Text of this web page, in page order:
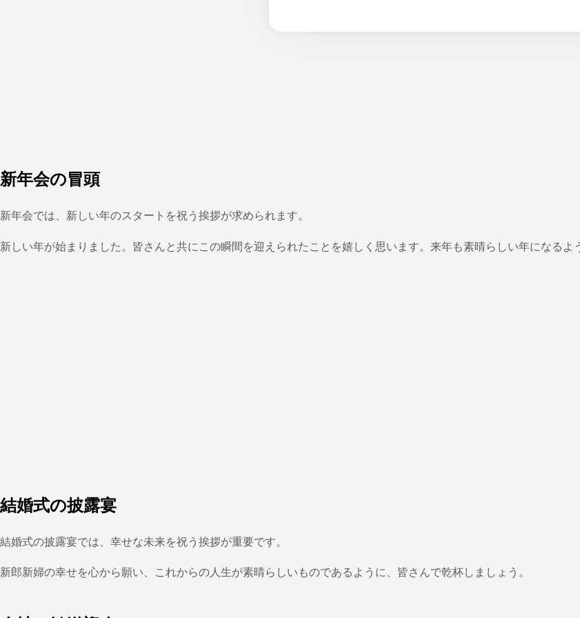
新年会の冒頭
新年会では、新しい年のスタートを祝う挨拶が求められます。
新しい年が始まりました。皆さんと共にこの瞬間を迎えられたことを嬉しく思います。来年も素晴らしい年になるよ
結婚式の披露宴
結婚式の披露宴では、幸せな未来を祝う挨拶が重要です。
新郎新婦の幸せを心から願い、これからの人生が素晴らしいものであるように、皆さんで乾杯しましょう。